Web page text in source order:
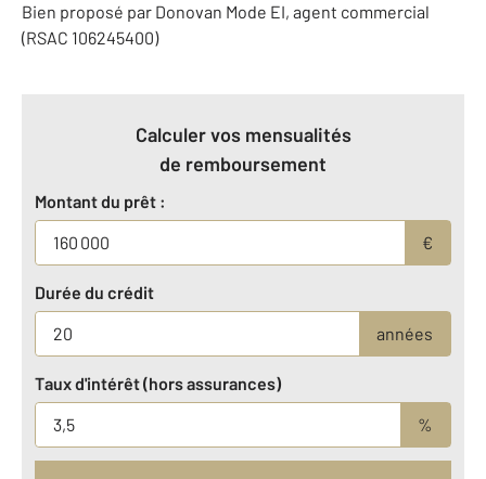
Bien proposé par Donovan Mode EI, agent commercial
(RSAC 106245400)
Calculer vos mensualités
de remboursement
Montant du prêt :
€
Durée du crédit
années
Taux d'intérêt (hors assurances)
%